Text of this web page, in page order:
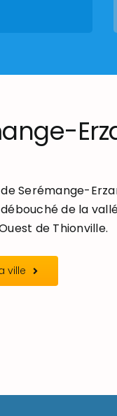
Serémange-
de la
de Thionville.
ville